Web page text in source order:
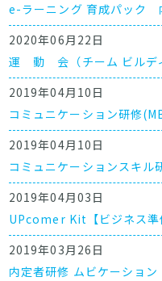
e-ラーニング 育成パック
2020年06月22日
運 動 会（チーム ビルデ
2019年04月10日
コミュニケーション研修
2019年04月10日
コミュニケーションスキル
2019年04月03日
UPcomer Kit【ビジネス準
2019年03月26日
内定者研修 ムビケーション